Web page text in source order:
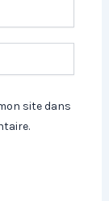
site dans